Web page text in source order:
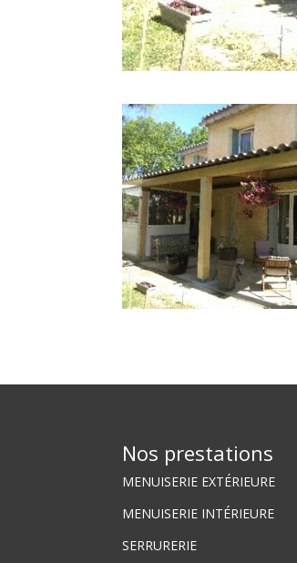
Nos prestations
MENUISERIE EXTÉRIEURE
MENUISERIE INTÉRIEURE
SERRURERIE